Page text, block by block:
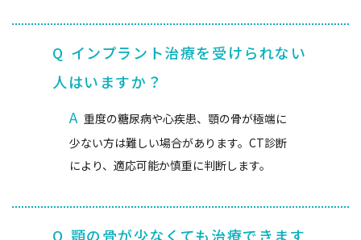
Q インプラント治療を受けられない
人はいますか？
A 重度の糖尿病や心疾患、顎の骨が極端に
少ない方は難しい場合があります。CT診断
により、適応可能か慎重に判断します。
Q 顎の骨が少なくても治療できます